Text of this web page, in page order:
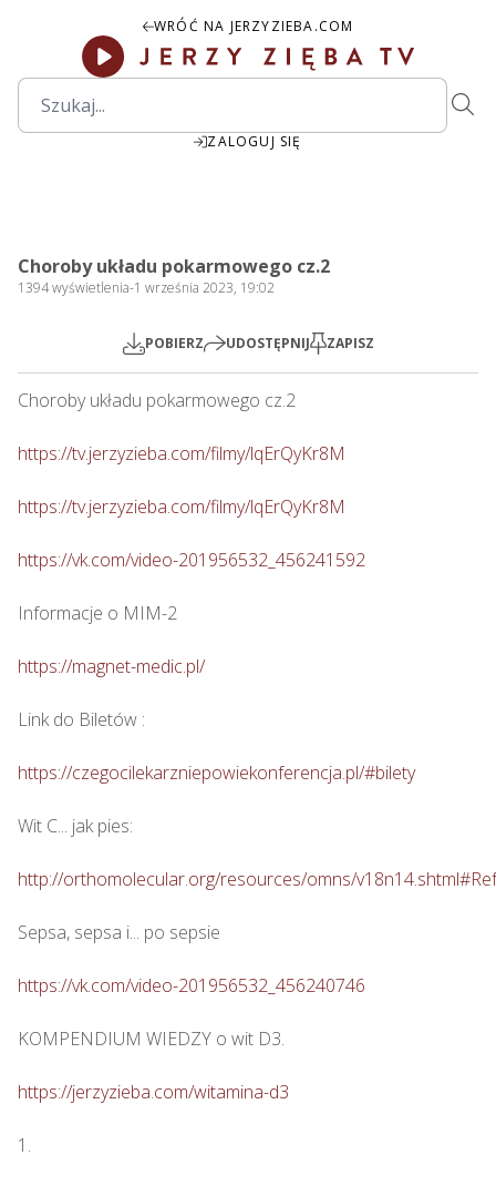
WRÓĆ NA JERZYZIEBA.COM
ZALOGUJ SIĘ
Play
Choroby układu pokarmowego cz.2
1394wyświetlenia-1 września 2023, 19:02
POBIERZ UDOSTĘPNIJ ZAPISZ
Choroby układu pokarmowego cz.2
https://tv.jerzyzieba.com/filmy/lqErQyKr8M
https://tv.jerzyzieba.com/filmy/lqErQyKr8M
https://vk.com/video-201956532_456241592
Informacje o MIM-2
https://magnet-medic.pl/
Link do Biletów :
https://czegocilekarzniepowiekonferencja.pl/#bilety
Wit C... jak pies:
http://orthomolecular.org/resources/omns/
Sepsa, sepsa i... po sepsie
https://vk.com/video-201956532_456240746
KOMPENDIUM WIEDZY o wit D3.
https://jerzyzieba.com/witamina-d3
1.